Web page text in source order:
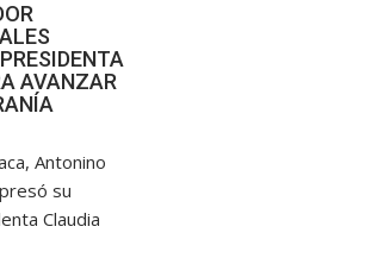
AVANZAR
Antonino
su
Claudia